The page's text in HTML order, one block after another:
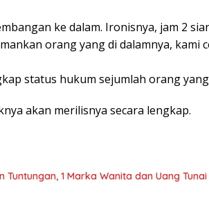
ke dalam. Ironisnya, jam 2
orang yang di dalamnya, kami
status hukum sejumlah orang
akan merilisnya secara lengkap.
1 Marka Wanita dan Uang